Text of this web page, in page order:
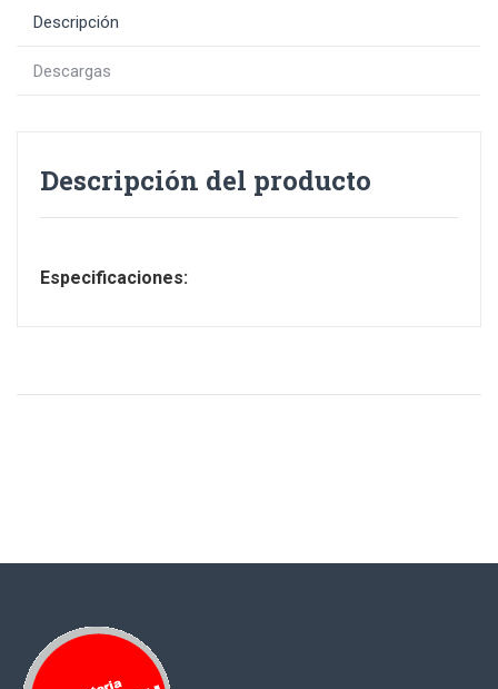
Descripción
Descargas
Descripción del producto
Especificaciones: